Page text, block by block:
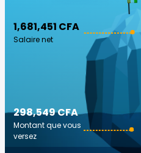
1,681,451 CFA
Salaire net
298,549 CFA
Montant que vous
versez